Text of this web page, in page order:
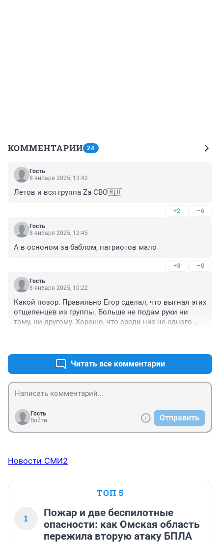
КОММЕНТАРИИ 24
Гость
8 января 2025, 13:42
Летов и вся группа Za СВО🇷🇺
+2 –6
Гость
8 января 2025, 12:45
А в осноном за баблом, патриотов мало
+3 –0
Гость
8 января 2025, 10:22
Какой позор. Правильно Егор сделал, что выгнал этих
отщепенцев из группы. Больше не подам руки ни
тому, ни другому. Хорошо, что среди них не одного
Читать все комментарии
Гость
Войти
Отправить
Новости СМИ2
ТОП 5
1
Пожар и две беспилотные
опасности: как Омская область
пережила вторую атаку БПЛА